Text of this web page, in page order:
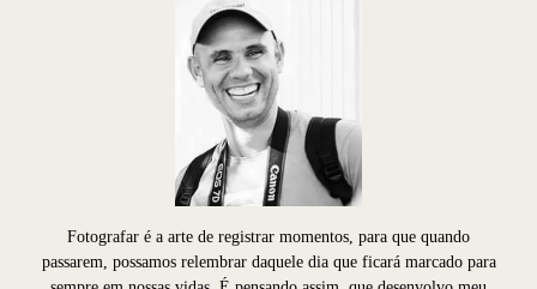
Fotografar é a arte de registrar momentos, para que quando
passarem, possamos relembrar daquele dia que ficará marcado para